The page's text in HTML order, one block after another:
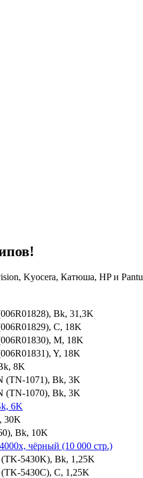
Kyocera, Катюша, HP и
Bk, 31,3K
C, 18K
M, 18K
Y, 18K
8K
(TN-1071), Bk, 3K
(TN-1070), Bk, 3K
6K
30K
Bk, 10K
чёрный (10 000 стр.)
5430K), Bk, 1,25K
5430С), С, 1,25K